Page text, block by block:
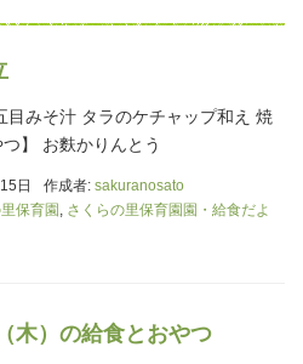
目みそ汁 タラのケチャップ和え 焼
】 お麩かりんとう
日 作成者: sakuranosato
保育園 さくらの里保育園園・給食だよ
木）の給食とおやつ